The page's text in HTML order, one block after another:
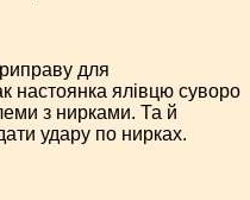
для
настоянка ялівцю суворо
з нирками. Та й
удару по нирках.